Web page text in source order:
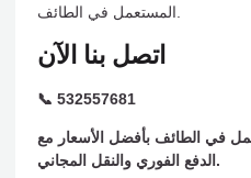
المستعمل في الطائف.
اتصل بنا الآن
📞 532557681
في الطائف بأفضل الأسعار مع
الدفع الفوري والنقل المجاني.